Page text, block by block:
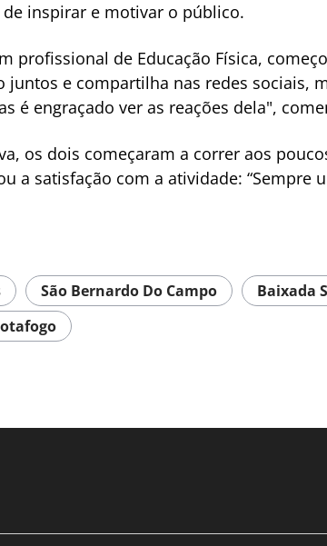
inspirar e motivar o público.
profissional de Educação Física,
e compartilha nas redes sociais,
é engraçado ver as reações dela",
os dois começaram a correr aos
a satisfação com a atividade:
São Bernardo Do Campo Baixada